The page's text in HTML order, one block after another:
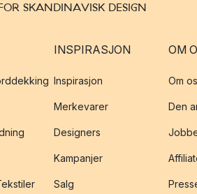
SKANDINAVISK DESIGN
INSPIRASJON
Inspirasjon
Merkevarer
Designers
Kampanjer
Salg
OM
Om
Den